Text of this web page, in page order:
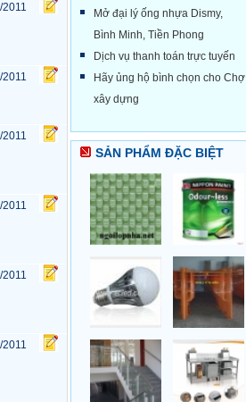
2011
2011
2011
2011
2011
2011
Mở đại lý ống nhựa Dismy,
Bình Minh, Tiền Phong
Dịch vụ thanh toán trực tuyến
Hãy ủng hộ bình chọn cho Chợ
xây dựng
SẢN PHẨM ĐẶC BIỆT